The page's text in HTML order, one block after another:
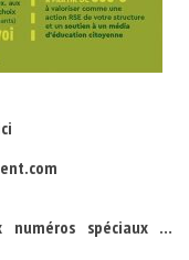
spéciaux …